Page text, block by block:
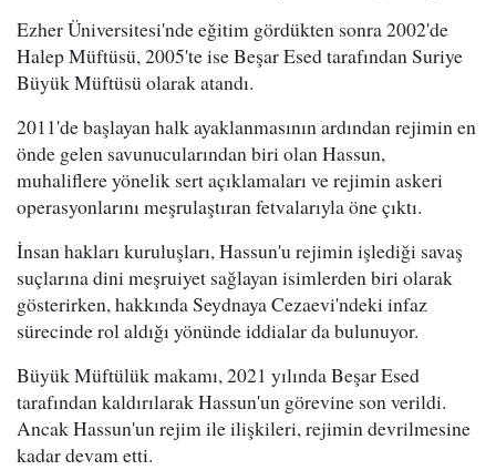
Ezher Üniversitesi'nde eğitim gördükten sonra 2002'de
Halep Müftüsü, 2005'te ise Beşar Esed tarafından Suriye
Büyük Müftüsü olarak atandı.
2011'de başlayan halk ayaklanmasının ardından rejimin en
önde gelen savunucularından biri olan Hassun,
muhaliflere yönelik sert açıklamaları ve rejimin askeri
operasyonlarını meşrulaştıran fetvalarıyla öne çıktı.
İnsan hakları kuruluşları, Hassun'u rejimin işlediği savaş
suçlarına dini meşruiyet sağlayan isimlerden biri olarak
gösterirken, hakkında Seydnaya Cezaevi'ndeki infaz
sürecinde rol aldığı yönünde iddialar da bulunuyor.
Büyük Müftülük makamı, 2021 yılında Beşar Esed
tarafından kaldırılarak Hassun'un görevine son verildi.
Ancak Hassun'un rejim ile ilişkileri, rejimin devrilmesine
kadar devam etti.